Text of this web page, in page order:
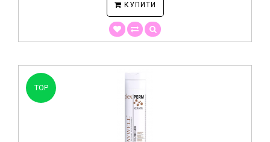
КУПИТИ
TOP